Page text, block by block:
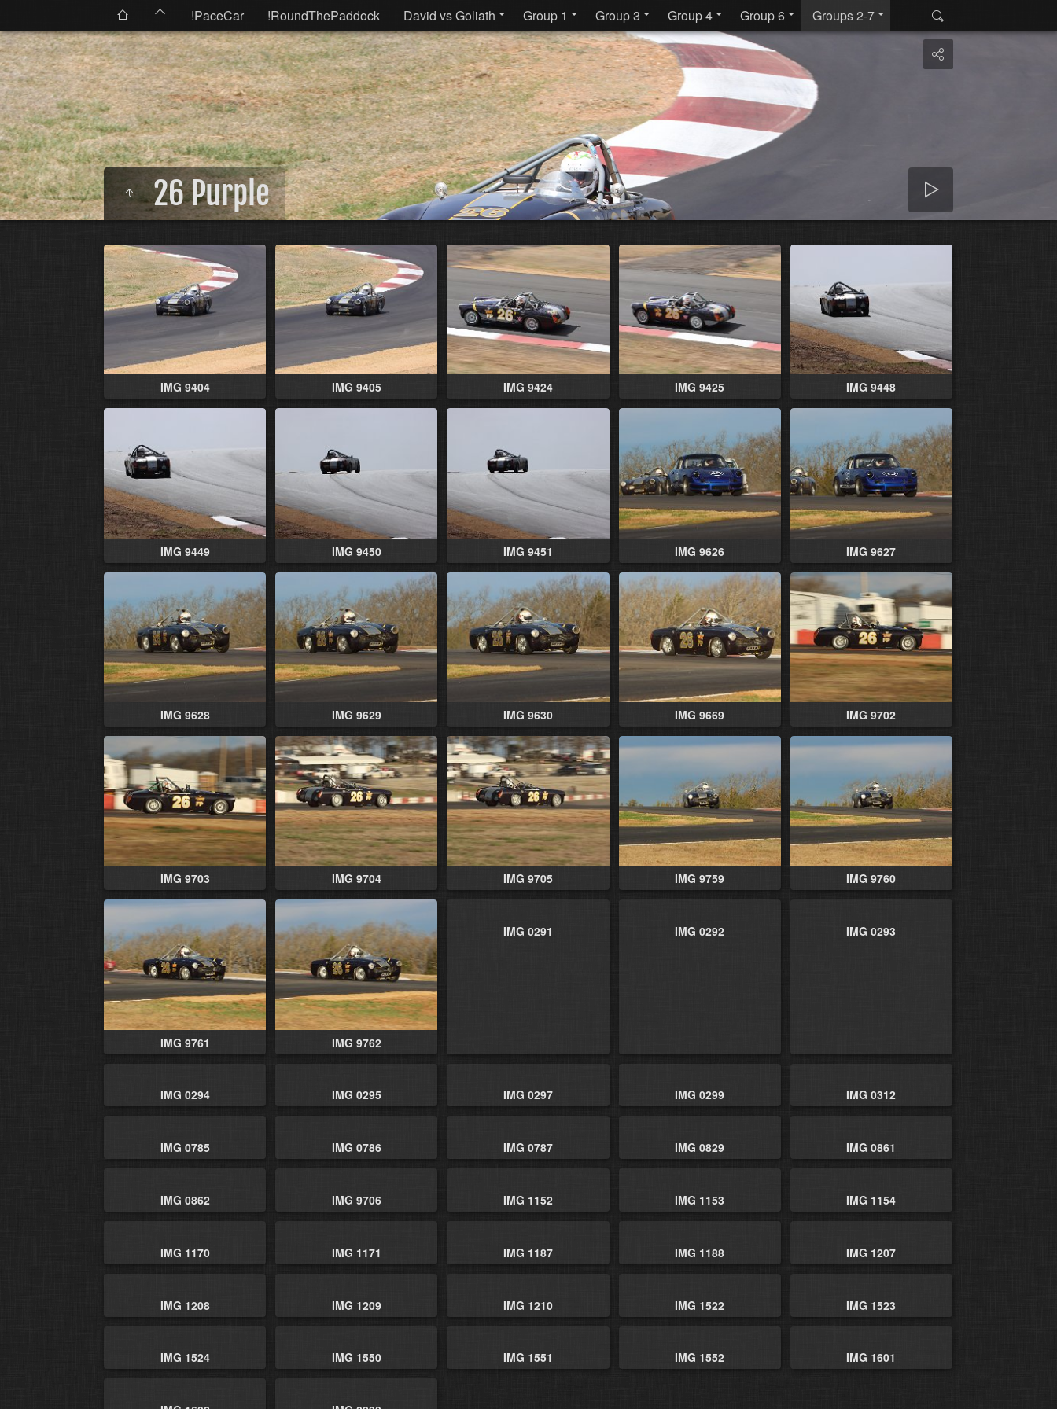
!PaceCar !RoundThePaddock David vs Goliath Group 1 Group 3 Group 4 Group 6 Groups 2-7
26 Purple
IMG 9404 IMG 9405 IMG 9424 IMG 9425 IMG 9448
IMG 9449 IMG 9450 IMG 9451 IMG 9626 IMG 9627
IMG 9628 IMG 9629 IMG 9630 IMG 9669 IMG 9702
IMG 9703 IMG 9704 IMG 9705 IMG 9759 IMG 9760
IMG 9761 IMG 9762
IMG 0291 IMG 0292 IMG 0293
IMG 0294 IMG 0295 IMG 0297 IMG 0299 IMG 0312
IMG 0785 IMG 0786 IMG 0787 IMG 0829 IMG 0861
IMG 0862 IMG 9706 IMG 1152 IMG 1153 IMG 1154
IMG 1170 IMG 1171 IMG 1187 IMG 1188 IMG 1207
IMG 1208 IMG 1209 IMG 1210 IMG 1522 IMG 1523
IMG 1524 IMG 1550 IMG 1551 IMG 1552 IMG 1601